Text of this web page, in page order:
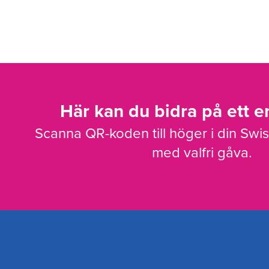
Här kan du bidra på ett
Scanna QR-koden till höger i din
med valfri gåva.